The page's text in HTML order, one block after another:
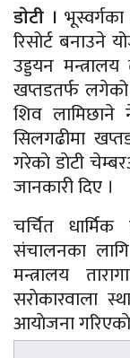
डाेटी ।
रिसोर्ट बनाउने
उड्डयन
खप्तडतर्फ
शिव लामिछाने
सिलगढीमा
गरेकाे डाेटी
जानकारी दिए ।
चर्चित
संचालनका
मन्त्रालय
सराेकारवाला
आयाेजना